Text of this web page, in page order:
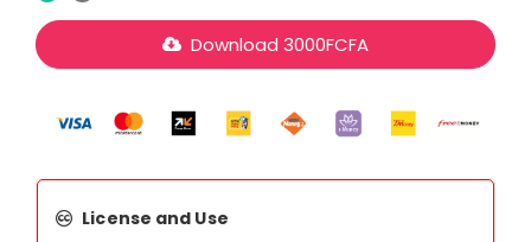
Download 3000FCFA
License and Use